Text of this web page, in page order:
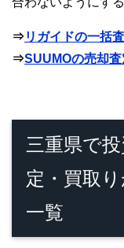
⇒リガイドの一括
⇒SUUMOの売却
三重県で
定・買取
一覧